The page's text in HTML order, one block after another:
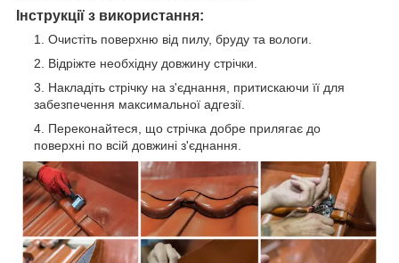
Інструкції з використання:
Очистіть поверхню від пилу, бруду та вологи.
Відріжте необхідну довжину стрічки.
Накладіть стрічку на з'єднання, притискаючи її для
забезпечення максимальної адгезії.
Переконайтеся, що стрічка добре прилягає до
поверхні по всій довжині з'єднання.